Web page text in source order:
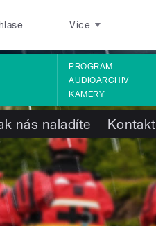
Více
PROGRAM
AUDIOARCHIV
KAMERY
nás naladíte Kontakt